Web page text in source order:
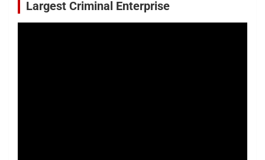
Largest Criminal Enterprise